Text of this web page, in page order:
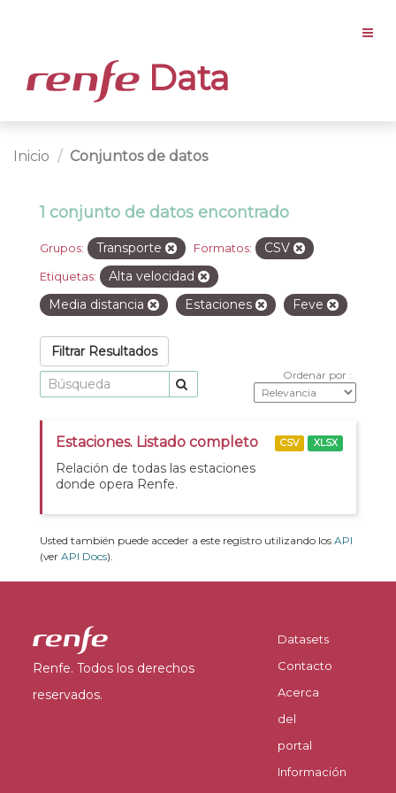
Data
Inicio Conjuntos de datos
1 conjunto de datos encontrado
Grupos: Transporte Formatos: CSV
Etiquetas:
Alta velocidad
Media distancia
Estaciones Feve
Filtrar Resultados
Ordenar por
Estaciones. Listado completo
Relación de todas las estaciones
donde opera Renfe.
CSV XLSX
Usted también puede acceder a este registro utilizando los API
(ver API Docs).
Renfe. Todos los derechos
reservados.
Datasets
Contacto
Acerca
del
portal
Información